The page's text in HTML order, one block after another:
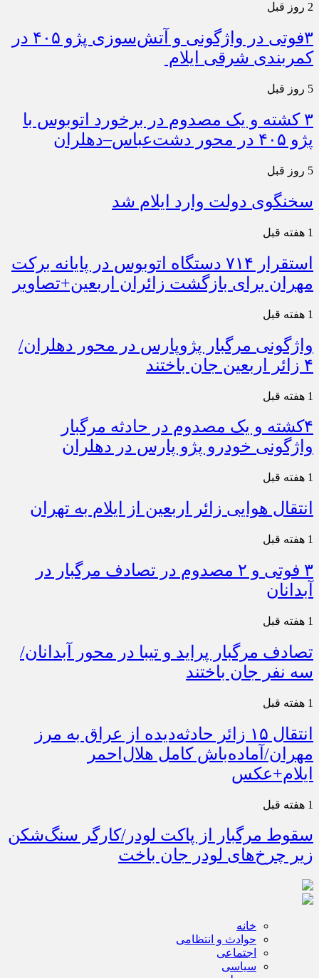
2 روز قبل
۳فوتی در واژگونی و آتش‌سوزی پژو ۴۰۵ در
کمربندی شرقی ایلام
5 روز قبل
۳ کشته و یک مصدوم در برخورد اتوبوس با
پژو ۴۰۵ در محور دشت‌عباس–دهلران
5 روز قبل
سخنگوی دولت وارد ایلام شد
1 هفته قبل
استقرار ۷۱۴ دستگاه اتوبوس در پایانه برکت
مهران برای بازگشت زائران اربعین+تصاویر
1 هفته قبل
واژگونی مرگبار پژوپارس در محور دهلران/
۴ زائر اربعین جان باختند
1 هفته قبل
۴کشته و یک مصدوم در حادثه مرگبار
واژگونی خودرو پژو پارس در دهلران
1 هفته قبل
انتقال هوایی زائر اربعین از ایلام به تهران
1 هفته قبل
۳ فوتی و ۲ مصدوم در تصادف مرگبار در
آبدانان
1 هفته قبل
تصادف مرگبار پراید و تیبا در محور آبدانان/
سه نفر جان باختند
1 هفته قبل
انتقال ۱۵ زائر حادثه‌دیده از عراق به مرز
مهران/آماده‌باش کامل هلال‌احمر
ایلام+عکس
1 هفته قبل
سقوط مرگبار از پاکت لودر/کارگر سنگ‌شکن
زیر چرخ‌های لودر جان باخت
خانه
حوادث و انتظامی
اجتماعی
سیاسی